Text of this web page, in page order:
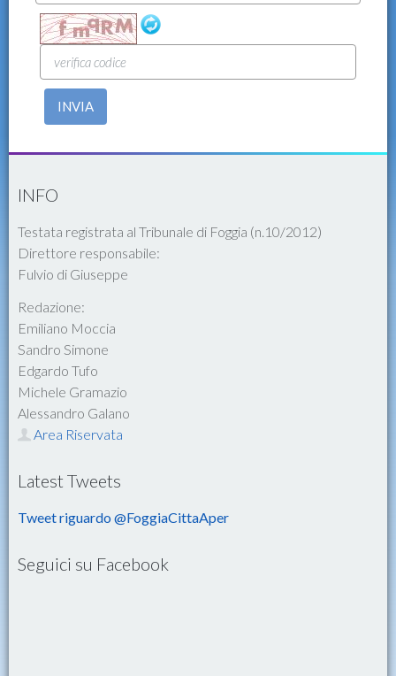
INVIA
INFO
Testata registrata al Tribunale di Foggia (n.10/2012)
Direttore responsabile:
Fulvio di Giuseppe
Redazione:
Emiliano Moccia
Sandro Simone
Edgardo Tufo
Michele Gramazio
Alessandro Galano
Area Riservata
Latest Tweets
Tweet riguardo @FoggiaCittaAper
Seguici su Facebook